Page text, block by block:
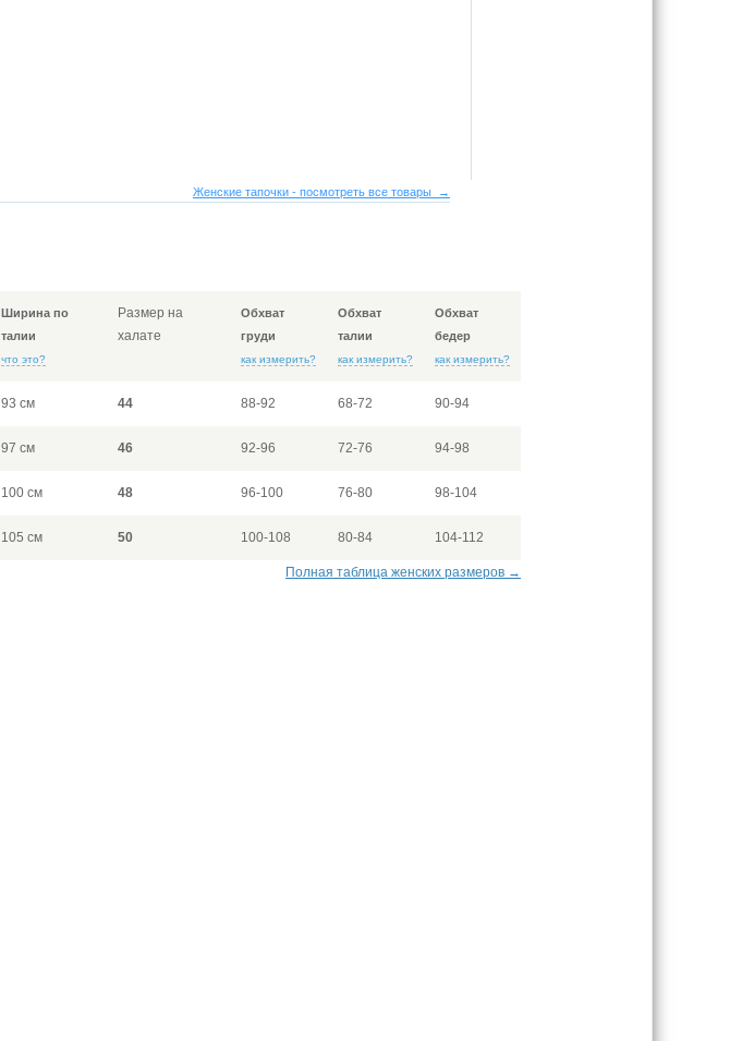
Женские тапочки - посмотреть все товары →
Ширина по
талии
что это?
Размер на
халате
Обхват
груди
как измерить?
Обхват
талии
как измерить?
Обхват
бедер
как измерить?
93 см 44 88-92 68-72 90-94
97 см 46 92-96 72-76 94-98
100 см 48 96-100 76-80 98-104
105 см 50 100-108 80-84 104-112
Полная таблица женских размеров →